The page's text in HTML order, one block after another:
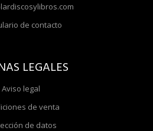
de contacto
LEGALES
Aviso legal
de venta
de datos